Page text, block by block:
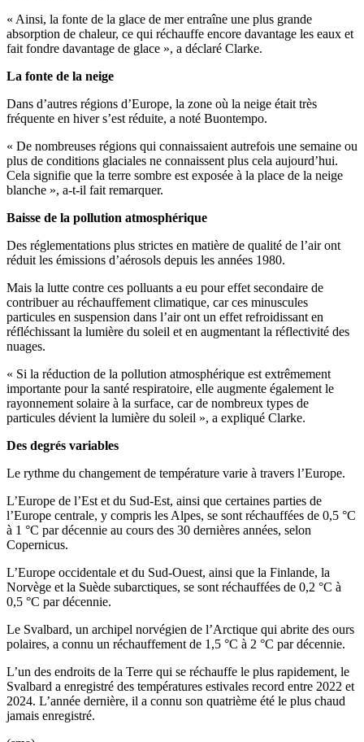
« Ainsi, la fonte de la glace de mer entraîne une plus grande
absorption de chaleur, ce qui réchauffe encore davantage les eaux et
fait fondre davantage de glace », a déclaré Clarke.
La fonte de la neige
Dans d’autres régions d’Europe, la zone où la neige était très
fréquente en hiver s’est réduite, a noté Buontempo.
« De nombreuses régions qui connaissaient autrefois une semaine ou
plus de conditions glaciales ne connaissent plus cela aujourd’hui.
Cela signifie que la terre sombre est exposée à la place de la neige
blanche », a-t-il fait remarquer.
Baisse de la pollution atmosphérique
Des réglementations plus strictes en matière de qualité de l’air ont
réduit les émissions d’aérosols depuis les années 1980.
Mais la lutte contre ces polluants a eu pour effet secondaire de
contribuer au réchauffement climatique, car ces minuscules
particules en suspension dans l’air ont un effet refroidissant en
réfléchissant la lumière du soleil et en augmentant la réflectivité des
nuages.
« Si la réduction de la pollution atmosphérique est extrêmement
importante pour la santé respiratoire, elle augmente également le
rayonnement solaire à la surface, car de nombreux types de
particules dévient la lumière du soleil », a expliqué Clarke.
Des degrés variables
Le rythme du changement de température varie à travers l’Europe.
L’Europe de l’Est et du Sud-Est, ainsi que certaines parties de
l’Europe centrale, y compris les Alpes, se sont réchauffées de 0,5 °C
à 1 °C par décennie au cours des 30 dernières années, selon
Copernicus.
L’Europe occidentale et du Sud-Ouest, ainsi que la Finlande, la
Norvège et la Suède subarctiques, se sont réchauffées de 0,2 °C à
0,5 °C par décennie.
Le Svalbard, un archipel norvégien de l’Arctique qui abrite des ours
polaires, a connu un réchauffement de 1,5 °C à 2 °C par décennie.
L’un des endroits de la Terre qui se réchauffe le plus rapidement, le
Svalbard a enregistré des températures estivales record entre 2022 et
2024. L’année dernière, il a connu son quatrième été le plus chaud
jamais enregistré.